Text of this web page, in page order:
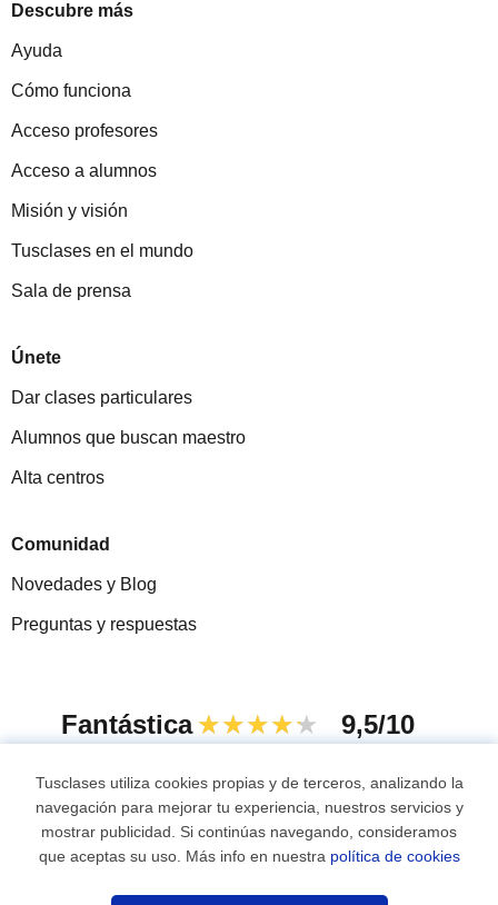
¿Necesitas profesor?
Descubre más
Ayuda
Cómo funciona
Acceso profesores
Acceso a alumnos
Misión y visión
Tusclases en el mundo
Sala de prensa
Únete
Dar clases particulares
Alumnos que buscan maestro
Alta centros
Comunidad
Novedades y Blog
Preguntas y respuestas
Fantástica ★★★★★ 9,5/10
© 2007 - 2026 Tusclases.mx
Mapa web:Profesores particulares
Tusclases utiliza cookies propias y de terceros, analizando la
navegación para mejorar tu experiencia, nuestros servicios y
mostrar publicidad. Si continúas navegando, consideramos
que aceptas su uso. Más info en nuestra política de cookies